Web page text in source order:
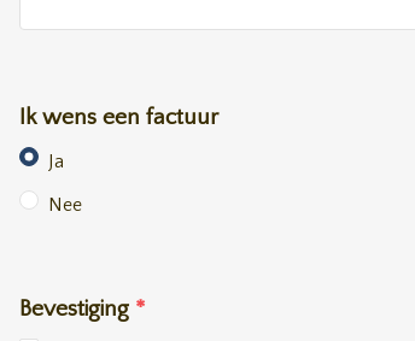
Ik wens een factuur
Ja
Nee
Bevestiging *